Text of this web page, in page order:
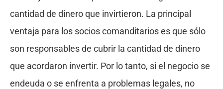
cantidad de dinero que invirtieron. La principal
ventaja para los socios comanditarios es que sólo
son responsables de cubrir la cantidad de dinero
que acordaron invertir. Por lo tanto, si el negocio se
endeuda o se enfrenta a problemas legales, no